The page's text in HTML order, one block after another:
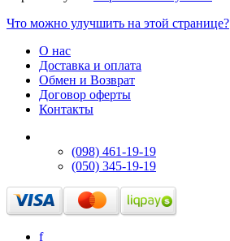
Что можно улучшить на этой странице?
О нас
Доставка и оплата
Обмен и Возврат
Договор оферты
Контакты
(098) 461-19-19
(050) 345-19-19
f